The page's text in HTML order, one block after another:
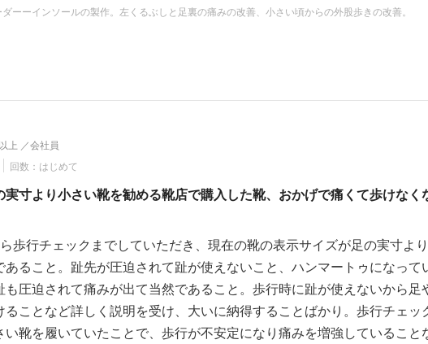
ーーインソールの製作。左くるぶしと足裏の痛みの改善、小さい頃からの外股歩きの改善。
上 ／会社員
回数：はじめて
実寸より小さい靴を勧める靴店で購入した靴、おかげで痛くて歩けなく
歩行チェックまでしていただき、現在の靴の表示サイズが足の実寸よ
あること。趾先が圧迫されて趾が使えないこと、ハンマートゥになって
も圧迫されて痛みが出て当然であること。歩行時に趾が使えないから足
ることなど詳しく説明を受け、大いに納得することばかり。歩行チェッ
い靴を履いていたことで、歩行が不安定になり痛みを増強していること